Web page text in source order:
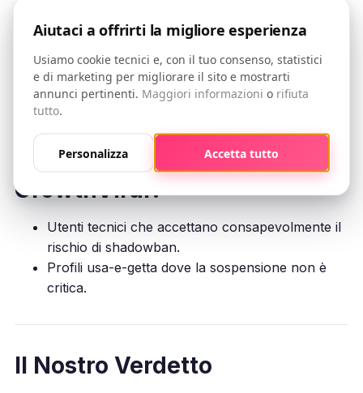
Account business con reputazione
professionale da proteggere.
Chi cerca crescita sostenibile, non boost
rischiosi.
Brand che monetizzano in EUR e vogliono
Per Chi è Meglio
GrowthViral?
Utenti tecnici che accettano consapevolmente il
rischio di shadowban.
Profili usa-e-getta dove la sospensione non è
critica.
Il Nostro Verdetto
Aiutaci a offrirti la migliore esperienza
Usiamo cookie tecnici e, con il tuo consenso, statistici
e di marketing per migliorare il sito e mostrarti
annunci pertinenti. Maggiori informazioni o rifiuta
tutto.
Personalizza Accetta tutto